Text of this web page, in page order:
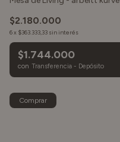
$2.180.000
6x $363.333,33 sin interés
$1.744.000
con Transferencia - Depósito
Comprar